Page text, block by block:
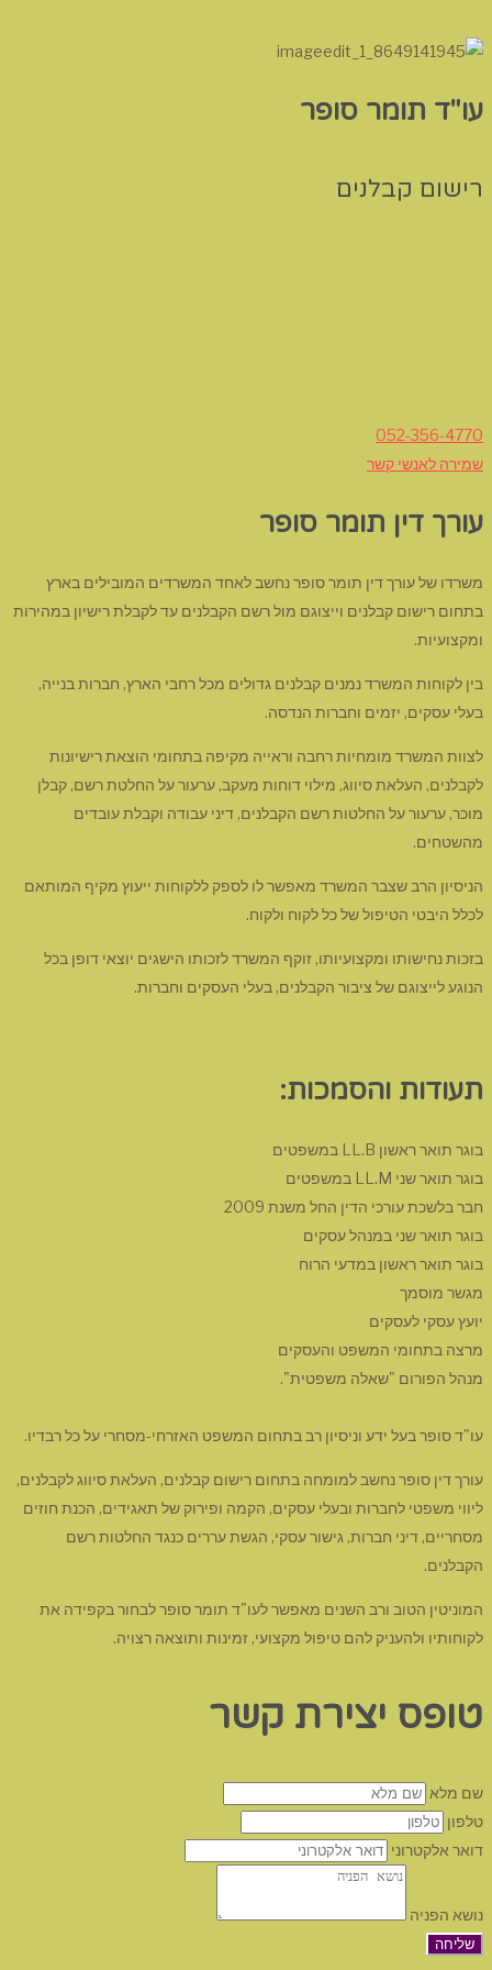
עו"ד תומר סופר
רישום קבלנים
052-356-4770
שמירה לאנשי קשר
עורך דין תומר סופר
משרדו של עורך דין תומר סופר נחשב לאחד המשרדים המובילים בארץ
בתחום רישום קבלנים וייצוגם מול רשם הקבלנים עד לקבלת רישיון במהירות
ומקצועיות.
בין לקוחות המשרד נמנים קבלנים גדולים מכל רחבי הארץ, חברות בנייה,
בעלי עסקים, יזמים וחברות הנדסה.
לצוות המשרד מומחיות רחבה וראייה מקיפה בתחומי הוצאת רישיונות
לקבלנים, העלאת סיווג, מילוי דוחות מעקב, ערעור על החלטת רשם, קבלן
מוכר, ערעור על החלטות רשם הקבלנים, דיני עבודה וקבלת עובדים
מהשטחים.
הניסיון הרב שצבר המשרד מאפשר לו לספק ללקוחות ייעוץ מקיף המותאם
לכלל היבטי הטיפול של כל לקוח ולקוח.
בזכות נחישותו ומקצועיותו, זוקף המשרד לזכותו הישגים יוצאי דופן בכל
הנוגע לייצוגם של ציבור הקבלנים, בעלי העסקים וחברות.
תעודות והסמכות:
בוגר תואר ראשון LL.B במשפטים
בוגר תואר שני LL.M במשפטים
חבר בלשכת עורכי הדין החל משנת 2009
בוגר תואר שני במנהל עסקים
בוגר תואר ראשון במדעי הרוח
מגשר מוסמך
יועץ עסקי לעסקים
מרצה בתחומי המשפט והעסקים
מנהל הפורום "שאלה משפטית".
עו"ד סופר בעל ידע וניסיון רב בתחום המשפט האזרחי-מסחרי על כל רבדיו.
עורך דין סופר נחשב למומחה בתחום רישום קבלנים, העלאת סיווג לקבלנים,
ליווי משפטי לחברות ובעלי עסקים, הקמה ופירוק של תאגידים, הכנת חוזים
מסחריים, דיני חברות, גישור עסקי, הגשת עררים כנגד החלטות רשם
הקבלנים.
המוניטין הטוב ורב השנים מאפשר לעו"ד תומר סופר לבחור בקפידה את
לקוחותיו ולהעניק להם טיפול מקצועי, זמינות ותוצאה רצויה.
טופס יצירת קשר
שם מלא
טלפון
דואר אלקטרוני
נושא הפניה
שליחה